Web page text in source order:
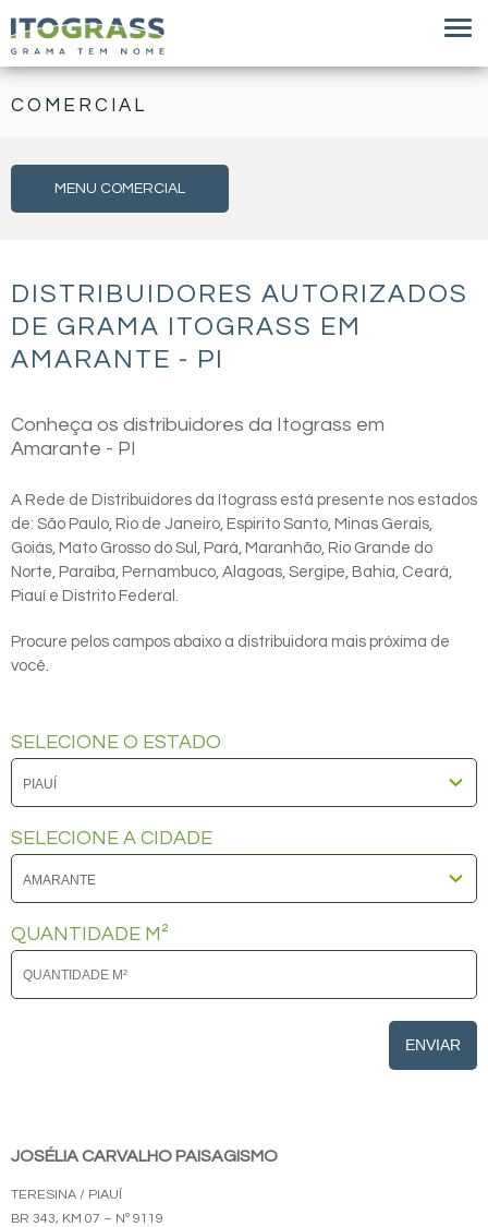
COMERCIAL
MENU COMERCIAL
DISTRIBUIDORES AUTORIZADOS
DE GRAMA ITOGRASS EM
AMARANTE - PI
Conheça os distribuidores da Itograss em
Amarante - PI
A Rede de Distribuidores da Itograss está presente nos estados
de: São Paulo, Rio de Janeiro, Espirito Santo, Minas Gerais,
Goiás, Mato Grosso do Sul, Pará, Maranhão, Rio Grande do
Norte, Paraíba, Pernambuco, Alagoas, Sergipe, Bahia, Ceará,
Piauí e Distrito Federal.
Procure pelos campos abaixo a distribuidora mais próxima de
você.
SELECIONE O ESTADO
SELECIONE A CIDADE
QUANTIDADE M²
ENVIAR
JOSÉLIA CARVALHO PAISAGISMO
TERESINA / PIAUÍ
BR 343, KM 07 – Nº 9119